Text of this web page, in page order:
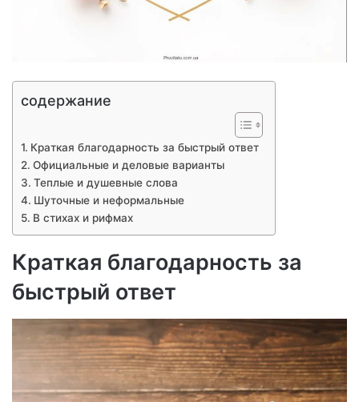
содержание
Краткая благодарность за быстрый ответ
Официальные и деловые варианты
Теплые и душевные слова
Шуточные и неформальные
В стихах и рифмах
Краткая благодарность за
быстрый ответ